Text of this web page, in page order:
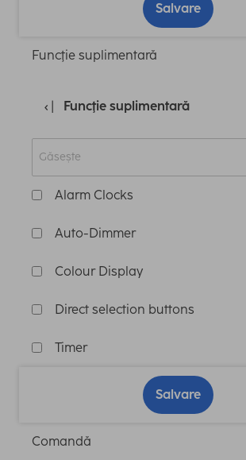
Salvare
Funcţie suplimentară
Funcţie suplimentară
Alarm Clocks
Auto-Dimmer
Colour Display
Direct selection buttons
Timer
Salvare
Comandă